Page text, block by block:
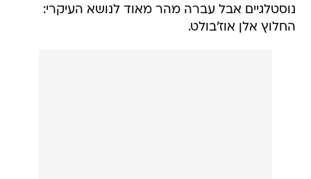
נוסטלגיים אבל עברה מהר מאוד לנושא העיקרי:
החלוץ אלן אוז'בולט.